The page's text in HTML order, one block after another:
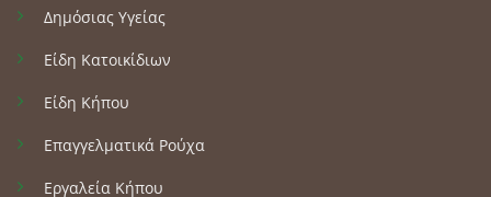
Δημόσιας Υγείας
Είδη Κατοικίδιων
Είδη Κήπου
Επαγγελματικά Ρούχα
Εργαλεία Κήπου